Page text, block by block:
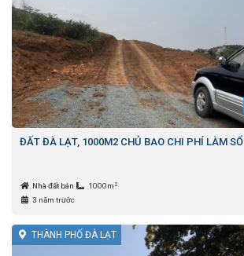
ĐẤT ĐÀ LẠT, 1000M2 CHỦ BAO CHI PHÍ LÀM SỔ
Nhà đất bán 1000m 2
3 năm trước
THÀNH PHỐ ĐÀ LẠT